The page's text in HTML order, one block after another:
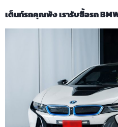
เต็นท์รถคุณพ้ง เรารับซื้อรถ